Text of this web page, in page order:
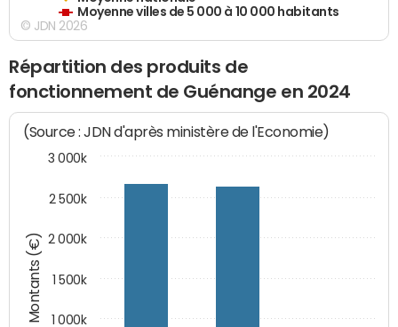
Moyenne villes de 5 000 à 10 000 habitants
© JDN 2026
Répartition des produits de
fonctionnement de Guénange en 2024
Montants (€)
(Source : JDN d'après ministère de l'Economie)
1 000k
1 500k
2 000k
2 500k
3 000k